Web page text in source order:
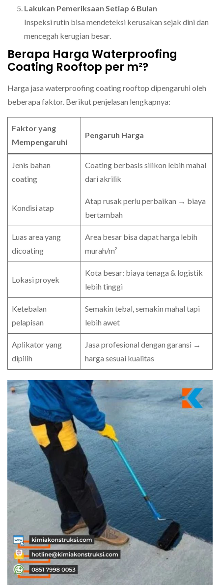
Lakukan Pemeriksaan Setiap 6 Bulan
Inspeksi rutin bisa mendeteksi kerusakan sejak dini dan
mencegah kerugian besar.
Berapa Harga Waterproofing
Coating Rooftop per m²?
Harga jasa waterproofing coating rooftop dipengaruhi oleh
beberapa faktor. Berikut penjelasan lengkapnya:
Faktor yang
Mempengaruhi
Pengaruh Harga
Jenis bahan
coating
Coating berbasis silikon lebih mahal
dari akrilik
Kondisi atap
Atap rusak perlu perbaikan → biaya
bertambah
Luas area yang
dicoating
Area besar bisa dapat harga lebih
murah/m²
Lokasi proyek
Kota besar: biaya tenaga & logistik
lebih tinggi
Ketebalan
pelapisan
Semakin tebal, semakin mahal tapi
lebih awet
Aplikator yang
dipilih
Jasa profesional dengan garansi →
harga sesuai kualitas